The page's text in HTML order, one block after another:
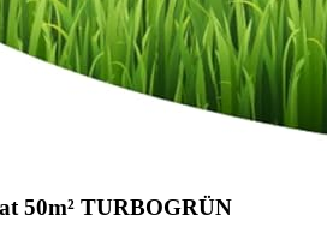
50m² TURBOGRÜN